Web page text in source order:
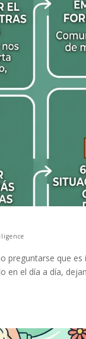
preguntarse que
el día a día,